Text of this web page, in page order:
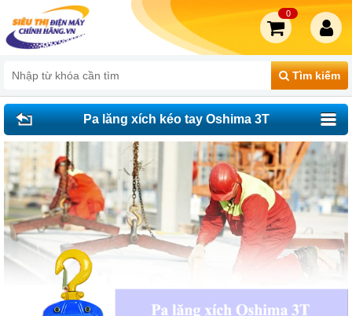
Tìm kiếm
0
Pa lăng xích kéo tay Oshima 3T